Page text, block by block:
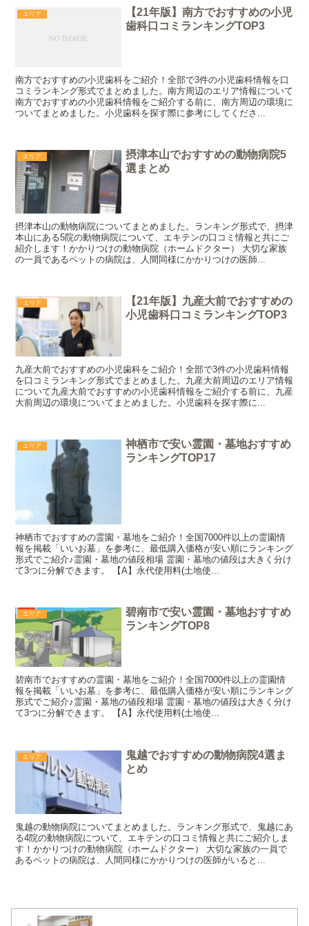
エリア
【21年版】南方でおすすめの小児
歯科口コミランキングTOP3
南方でおすすめの小児歯科をご紹介！全部で3件の小児歯科情報を口
コミランキング形式でまとめました。南方周辺のエリア情報について
南方でおすすめの小児歯科情報をご紹介する前に、南方周辺の環境に
ついてまとめました。小児歯科を探す際に参考にしてくださ...
エリア
摂津本山でおすすめの動物病院5
選まとめ
摂津本山の動物病院についてまとめました。ランキング形式で、摂津
本山にある5院の動物病院について、エキテンの口コミ情報と共にご
紹介します！かかりつけの動物病院（ホームドクター） 大切な家族
の一員であるペットの病院は、人間同様にかかりつけの医師...
エリア
【21年版】九産大前でおすすめの
小児歯科口コミランキングTOP3
九産大前でおすすめの小児歯科をご紹介！全部で3件の小児歯科情報
を口コミランキング形式でまとめました。九産大前周辺のエリア情報
について九産大前でおすすめの小児歯科情報をご紹介する前に、九産
大前周辺の環境についてまとめました。小児歯科を探す際に...
エリア
神栖市で安い霊園・墓地おすすめ
ランキングTOP17
神栖市でおすすめの霊園・墓地をご紹介！全国7000件以上の霊園情
報を掲載「いいお墓」を参考に、最低購入価格が安い順にランキング
形式でご紹介♪霊園・墓地の値段相場 霊園・墓地の値段は大きく分け
て3つに分解できます。 【A】永代使用料(土地使...
エリア
碧南市で安い霊園・墓地おすすめ
ランキングTOP8
碧南市でおすすめの霊園・墓地をご紹介！全国7000件以上の霊園情
報を掲載「いいお墓」を参考に、最低購入価格が安い順にランキング
形式でご紹介♪霊園・墓地の値段相場 霊園・墓地の値段は大きく分け
て3つに分解できます。 【A】永代使用料(土地使...
エリア
鬼越でおすすめの動物病院4選ま
とめ
鬼越の動物病院についてまとめました。ランキング形式で、鬼越にあ
る4院の動物病院について、エキテンの口コミ情報と共にご紹介しま
す！かかりつけの動物病院（ホームドクター） 大切な家族の一員で
あるペットの病院は、人間同様にかかりつけの医師がいると...